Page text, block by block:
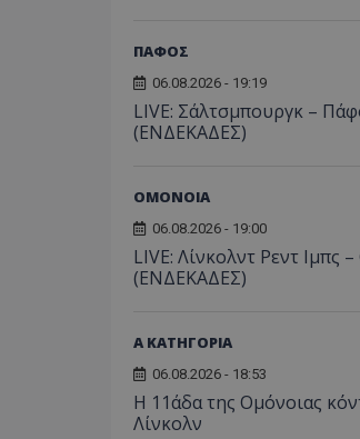
ΠΑΦΟΣ
06.08.2026 - 19:19
LIVE: Σάλτσμπουργκ –
(ΕΝΔΕΚΑΔΕΣ)
ΟΜΟΝΟΙΑ
06.08.2026 - 19:00
LIVE: Λίνκολντ Ρεντ Ιμπς
(ΕΝΔΕΚΑΔΕΣ)
Α ΚΑΤΗΓΟΡΙΑ
06.08.2026 - 18:53
Η 11άδα της Ομόνοιας
Λίνκολν